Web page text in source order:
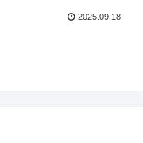
2025.09.18